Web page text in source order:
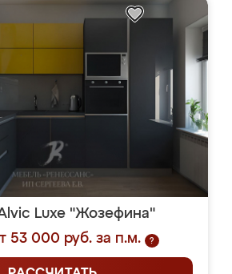
Luxe "Жозефина"
53 000 руб. за п.м.
?